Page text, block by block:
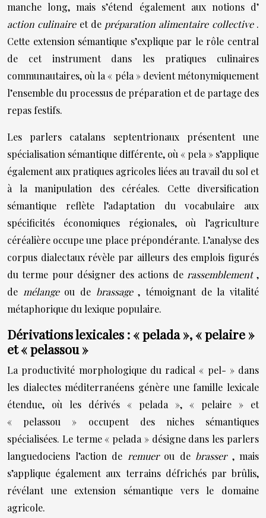
manche long, mais s’étend également aux notions d’
action culinaire et de préparation alimentaire collective .
Cette extension sémantique s’explique par le rôle central
de cet instrument dans les pratiques culinaires
communautaires, où la « péla » devient métonymiquement
l’ensemble du processus de préparation et de partage des
repas festifs.
Les parlers catalans septentrionaux présentent une
spécialisation sémantique différente, où « pela » s’applique
également aux pratiques agricoles liées au travail du sol et
à la manipulation des céréales. Cette diversification
sémantique reflète l’adaptation du vocabulaire aux
spécificités économiques régionales, où l’agriculture
céréalière occupe une place prépondérante. L’analyse des
corpus dialectaux révèle par ailleurs des emplois figurés
du terme pour désigner des actions de rassemblement ,
de mélange ou de brassage, témoignant de la vitalité
métaphorique du lexique populaire.
Dérivations lexicales : « pelada », « pelaire »
et « pelassou »
La productivité morphologique du radical « pel- » dans
les dialectes méditerranéens génère une famille lexicale
étendue, où les dérivés « pelada », « pelaire » et
« pelassou » occupent des niches sémantiques
spécialisées. Le terme « pelada » désigne dans les parlers
languedociens l’action de remuer ou de brasser , mais
s’applique également aux terrains défrichés par brûlis,
révélant une extension sémantique vers le domaine
agricole.